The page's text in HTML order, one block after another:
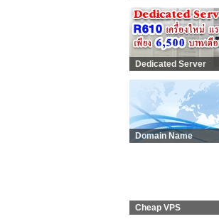
Dedicated Server
Domain Name
Cheap VPS